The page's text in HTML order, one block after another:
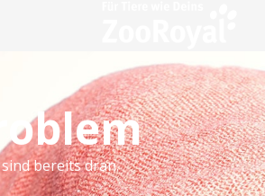
bereits dran.